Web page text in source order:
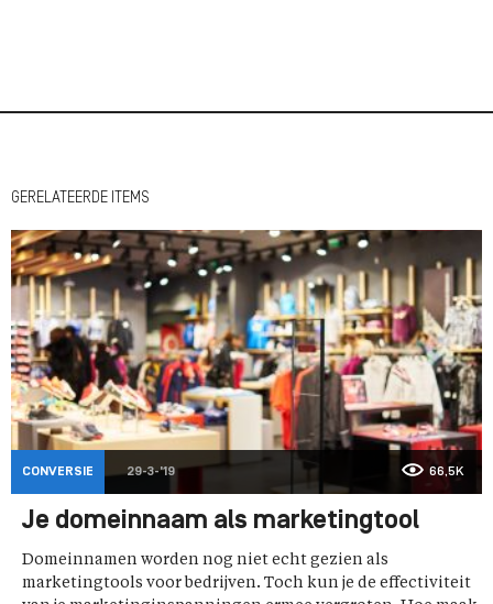
GERELATEERDE ITEMS
CONVERSIE 29-3-'19 66,5K
Je domeinnaam als marketingtool
Domeinnamen worden nog niet echt gezien als
marketingtools voor bedrijven. Toch kun je de effectiviteit